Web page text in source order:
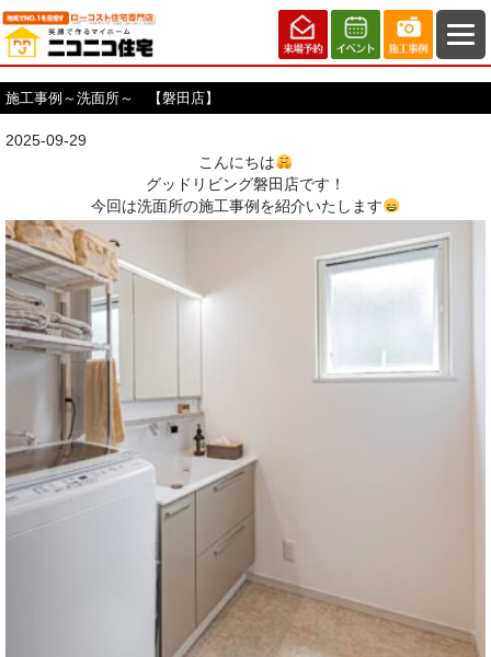
施工事例～洗面所～ 【磐田店】
2025-09-29
こんにちは
グッドリビング磐田店です！
今回は洗面所の施工事例を紹介いたします